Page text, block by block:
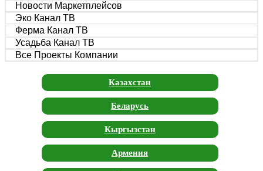
Новости Маркетплейсов
Эко Канал ТВ
Ферма Канал ТВ
Усадьба Канал ТВ
Все Проекты Компании
Казахстан
Беларусь
Кыргызстан
Армения